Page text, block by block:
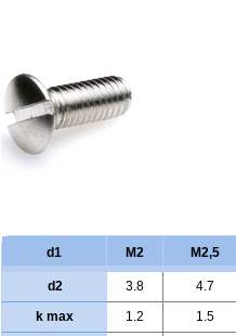
d1 M2 M2,5
d2 3.8 4.7
k max
1.2 1.5